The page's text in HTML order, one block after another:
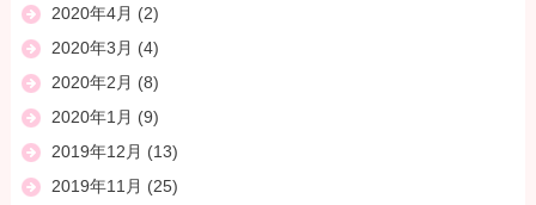
2020年4月 (2)
2020年3月 (4)
2020年2月 (8)
2020年1月 (9)
2019年12月 (13)
2019年11月 (25)